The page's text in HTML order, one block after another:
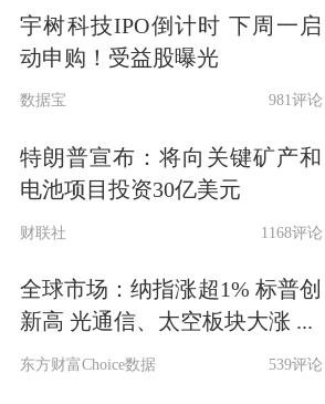
空头主力增仓1484手，
51768手。
交易日有所下降。多头方
席位多头减仓3508手，
手，净多持仓降至2324手
位多头减仓122手，净多
宇树科技IPO倒计时 下周一启
动申购！受益股曝光
数据宝 981评论
特朗普宣布：将向关键矿产和
电池项目投资30亿美元
财联社 1168评论
全球市场：纳指涨超1% 标普创
新高 光通信、太空板块大涨 ...
东方财富Choice数据 539评论